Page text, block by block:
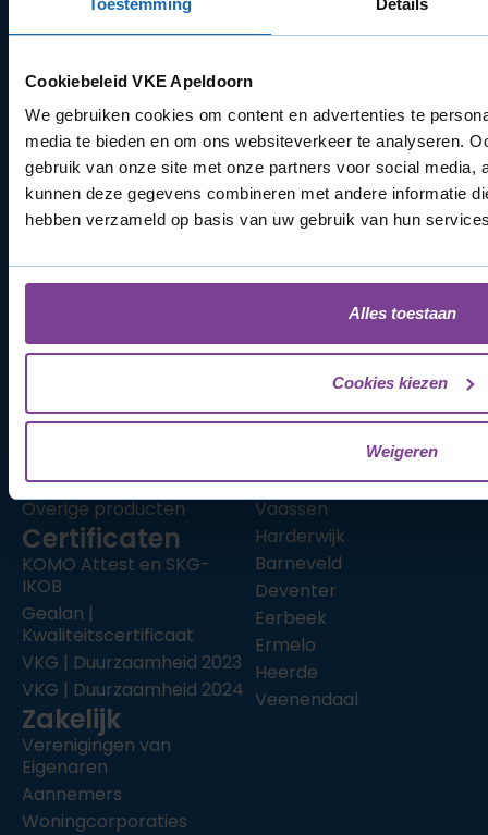
Cookiebeleid VKE Apeldoorn
We gebruiken cookies om content en advertenties te
media te bieden en om ons websiteverkeer te analyseren.
gebruik van onze site met onze partners voor social media,
kunnen deze gegevens combineren met andere informatie
hebben verzameld op basis van uw gebruik van hun
Alles toestaan
Cookies kiezen
Weigeren
Zon- en feestdagen
Gesloten
Offerte aanvragen
Nazorg
Configurator
Subsidie
Contact
Over Ons
Kozijnen
Schuifpuien
Overige producten
Certificaten
KOMO Attest en SKG-
IKOB
Gealan |
Kwaliteitscertificaat
VKG | Duurzaamheid 2023
VKG | Duurzaamheid 2024
Zakelijk
Verenigingen van
Eigenaren
Aannemers
Woningcorporaties
Locaties
Zwolle
Amersfoort
Vaassen
Harderwijk
Barneveld
Deventer
Eerbeek
Ermelo
Heerde
Veenendaal